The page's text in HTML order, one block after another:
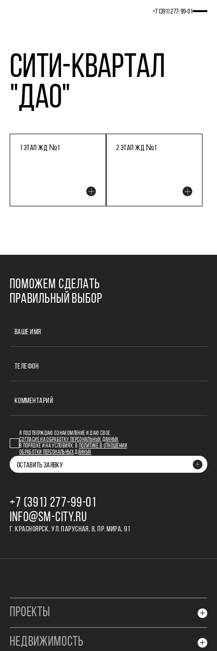
+7 (391) 277‒99‒01
Сити-квартал
"ДАО"
1 ЭТАП ЖД №1 2 ЭТАП ЖД №1
ПОМОЖЕМ СДЕЛАТЬ
ПРАВИЛЬНЫЙ ВЫБОР
ВАШЕ ИМЯ
ТЕЛЕФОН
КОММЕНТАРИЙ
Я ПОДТВЕРЖДАЮ ОЗНАКОМЛЕНИЕ И ДАЮ СВОЕ
СОГЛАСИЕ НА ОБРАБОТКУ ПЕРСОНАЛЬНЫХ ДАННЫХ
В ПОРЯДКЕ И НА УСЛОВИЯХ, В
ПОЛИТИКЕ В ОТНОШЕНИИ
ОБРАБОТКИ ПЕРСОНАЛЬНЫХ ДАННЫХ
ОСТАВИТЬ ЗАЯВКУ
+7 (391) 277‒99‒01
INFO@SM-CITY.RU
Г. КРАСНОЯРСК, УЛ. ПАРУСНАЯ, 8, ПР. МИРА, 91
ПРОЕКТЫ
НЕДВИЖИМОСТЬ